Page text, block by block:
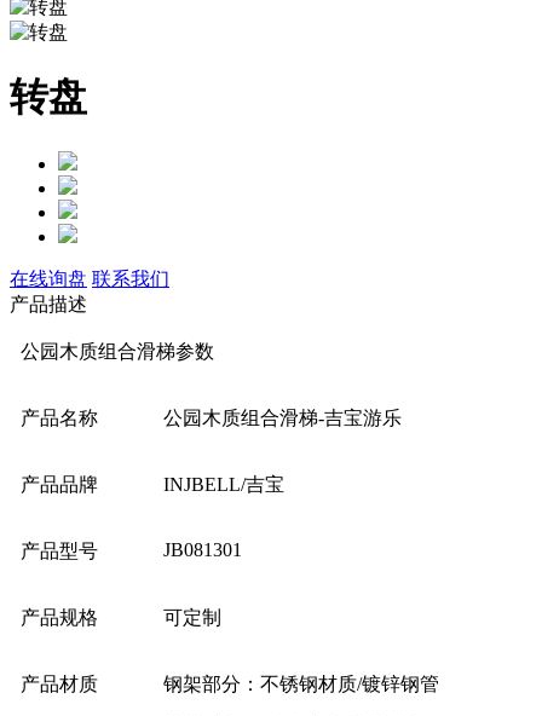
转盘
在线询盘 联系我们
产品描述
公园木质组合滑梯参数
产品名称 公园木质组合滑梯-吉宝游乐
产品品牌 INJBELL/吉宝
产品型号 JB081301
产品规格 可定制
产品材质 钢架部分：不锈钢材质/镀锌钢管